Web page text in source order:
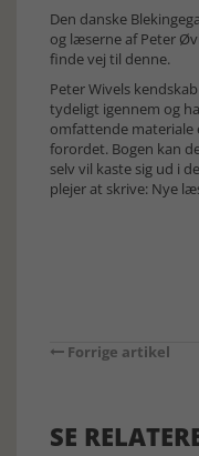
Den danske
og læserne af Peter
finde vej til denne.
Peter Wivels
tydeligt igennem og
omfattende materiale
forordet. Bogen kan
selv vil kaste sig ud i
plejer at skrive: Nye
Forrige artikel
SE